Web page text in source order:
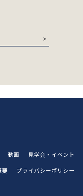
動画 見学会・イベント
要 プライバシーポリシー